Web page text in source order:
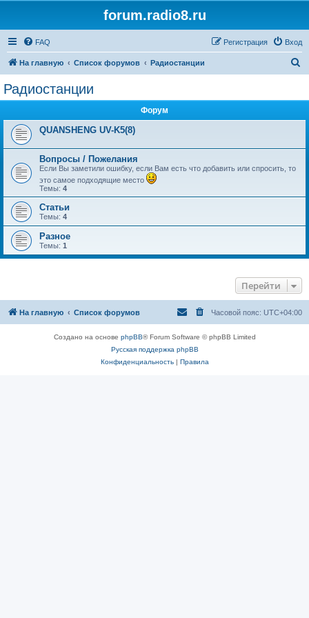
forum.radio8.ru
FAQ Вход
Регистрация
На главную Список форумов Радиостанции
Радиостанции
Форум
QUANSHENG UV-K5(8)
Вопросы / Пожелания
Если Вы заметили ошибку, если Вам есть что добавить или спросить, то
это самое подходящие место
Темы: 4
Статьи
Темы: 4
Разное
Темы: 1
Перейти
На главную Список форумов Часовой пояс: UTC+04:00
Создано на основе phpBB® Forum Software © phpBB Limited
Русская поддержка phpBB
Конфиденциальность| Правила